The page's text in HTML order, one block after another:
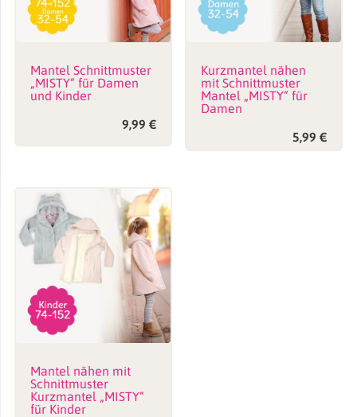
Mantel Schnittmuster
„MISTY“ für Damen
und Kinder
9,99 €
Kurzmantel nähen
mit Schnittmuster
Mantel „MISTY“ für
Damen
5,99€
Mantel nähen mit
Schnittmuster
Kurzmantel „MISTY“
für Kinder